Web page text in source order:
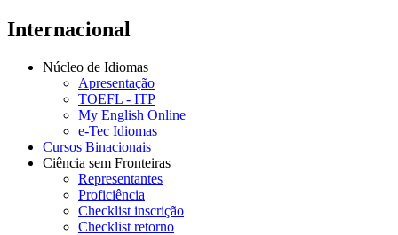
Internacional
Núcleo de Idiomas
Apresentação
TOEFL - ITP
My English Online
e-Tec Idiomas
Cursos Binacionais
Ciência sem Fronteiras
Representantes
Proficiência
Checklist inscrição
Checklist retorno